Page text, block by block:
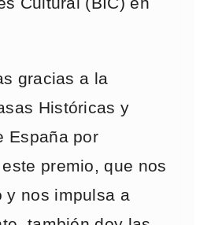
gracias a la
Históricas y
España por
premio, que nos
y nos impulsa a